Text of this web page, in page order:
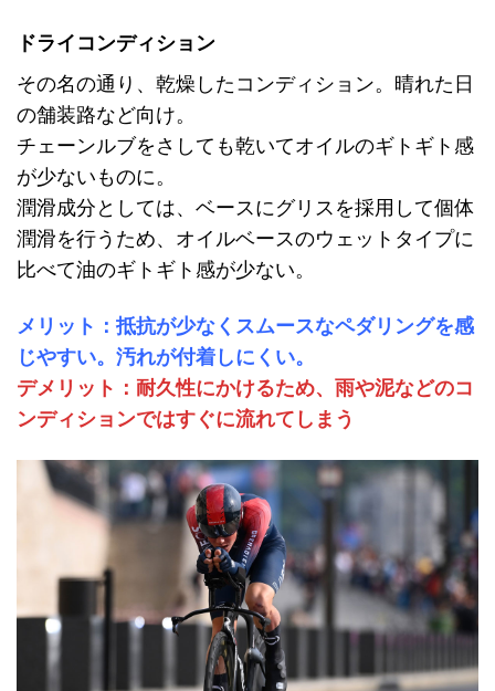
ドライコンディション
その名の通り、乾燥したコンディション。晴れた日
の舗装路など向け。
チェーンルブをさしても乾いてオイルのギトギト感
が少ないものに。
潤滑成分としては、ベースにグリスを採用して個体
潤滑を行うため、オイルベースのウェットタイプに
比べて油のギトギト感が少ない。
メリット：抵抗が少なくスムースなペダリングを感
じやすい。汚れが付着しにくい。
デメリット：耐久性にかけるため、雨や泥などのコ
ンディションではすぐに流れてしまう